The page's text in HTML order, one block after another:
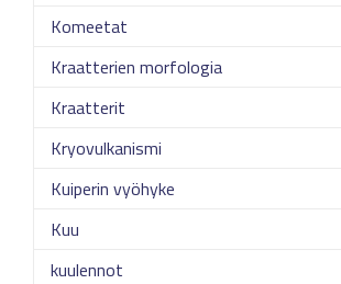
Komeetat
Kraatterien morfologia
Kraatterit
Kryovulkanismi
Kuiperin vyöhyke
Kuu
kuulennot